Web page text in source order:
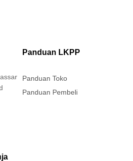
Panduan LKPP
Panduan Toko
Panduan Pembeli